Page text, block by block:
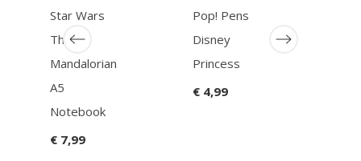
Star Wars
The
Mandalorian
A5
Notebook
€ 7,99
Pop! Pens
Disney
Princess
€ 4,99